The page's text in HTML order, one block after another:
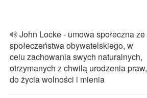
John Locke - umowa społeczna ze
społeczeństwa obywatelskiego, w
celu zachowania swych naturalnych,
otrzymanych z chwilą urodzenia praw,
do życia wolności i mienia